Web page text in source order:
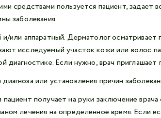
средствами пользуется пациент,
заболевания
и/или аппаратный. Дерматолог
исследуемый участок кожи или волос
диагностике. Если нужно, врач
или установления причин
пациент получает на руки заключение
лечения на определенное время.